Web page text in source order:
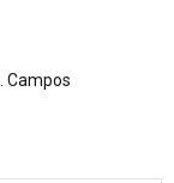
Campos